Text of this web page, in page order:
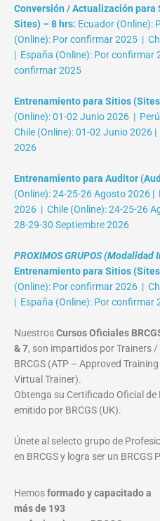
Conversión / Actualización para
Sites) – 8 hrs: Ecuador (Online):
(Online): Por confirmar 2025 |
| España (Online): Por confirmar
confirmar 2025
Entrenamiento para Sitios
(Online): 01-02 Junio 2026 |
Chile (Online): 01-02 Junio 2026
2026
Entrenamiento para Auditor
(Online): 24-25-26 Agosto 2026
2026 | Chile (Online): 24-25-26
28-29-30 Septiembre 2026
PROXIMOS GRUPOS
Entrenamiento para Sitios
(Online): Por confirmar 2026 |
| España (Online): Por confirmar
NuestrosCursos Oficiales
& 7, son impartidos por Trainers
BRCGS (ATP – Approved
Virtual Trainer).
Obtenga su Certificado Oficial
emitido por BRCGS (UK).
Únete al selecto grupo de
en BRCGS y logra ser un BRCGS
Hemosformado y capacitado a
más de 193